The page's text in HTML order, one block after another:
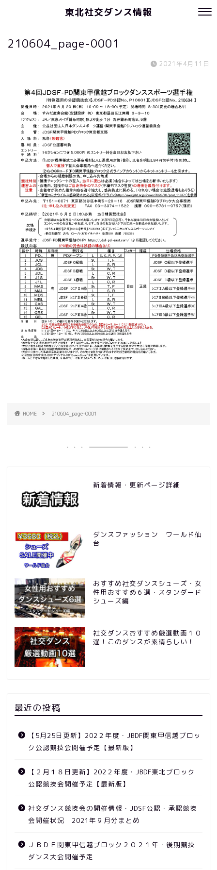
東北社交ダンス情報
210604_page-0001
2021年4月11日
HOME 210604_page-0001
新着情報・更新ページ詳細
ダンスファッション ワールド仙
台
おすすめ社交ダンスシューズ・女
性用おすすめ６選・スタンダード
シューズ編
社交ダンスおすすめ厳選動画１０
選！このダンスが素晴らしい！
最近の投稿
【5月25日更新】202２年度・JBDF関東甲信越ブロッ
ク公認競技会開催予定【最新版】
【２月１８日更新】202２年度・JBDF東北ブロック
公認競技会開催予定【最新版】
社交ダンス競技会の開催情報・JDSF公認・承認競技
会開催状況 2021年９月分まとめ
ＪＢＤＦ関東甲信越ブロック２０２１年・後期競技
ダンス大会開催予定
競技会